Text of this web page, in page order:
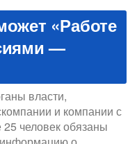
«Работе
—
власти,
и компании с
человек обязаны